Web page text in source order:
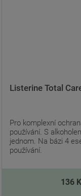
Listerine Total
Pro komplexní
používání. S
jednom. Na bázi 4
používání.
136